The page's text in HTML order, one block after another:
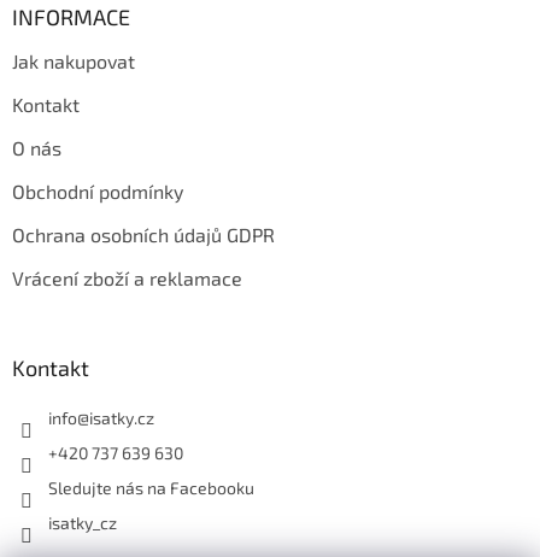
INFORMACE
Jak nakupovat
Kontakt
O nás
Obchodní podmínky
Ochrana osobních údajů GDPR
Vrácení zboží a reklamace
Kontakt
info@isatky.cz
+420 737 639 630
Sledujte nás na Facebooku
isatky_cz